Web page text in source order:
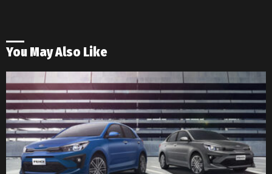
You May Also Like